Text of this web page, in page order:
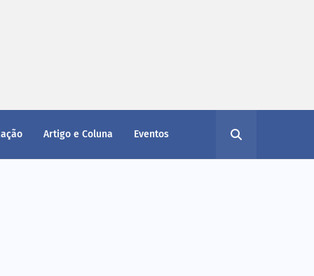
Artigo e Coluna Eventos